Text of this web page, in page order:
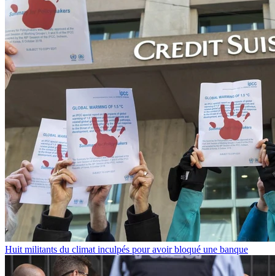
Huit militants du climat inculpés pour avoir bloqué une banque